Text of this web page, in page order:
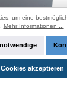
von Oppo läd alle
auf. Adapter Original Oppo
um eine
Mehr Informationen ...
akzeptieren